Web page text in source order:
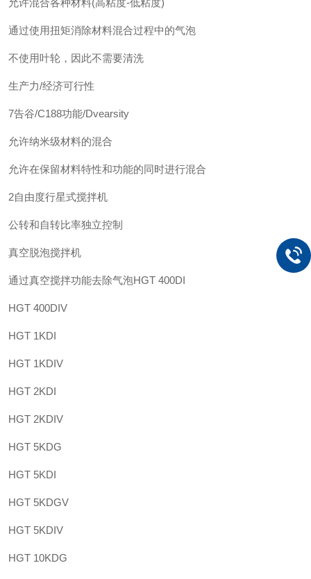
允许混合各种材料(高粘度-低粘度)
通过使用扭矩消除材料混合过程中的气泡
不使用叶轮，因此不需要清洗
生产力/经济可行性
7告谷/C188功能/Dvearsity
允许纳米级材料的混合
允许在保留材料特性和功能的同时进行混合
2自由度行星式搅拌机
公转和自转比率独立控制
真空脱泡搅拌机
通过真空搅拌功能去除气泡HGT 400DI
HGT 400DIV
HGT 1KDI
HGT 1KDIV
HGT 2KDI
HGT 2KDIV
HGT 5KDG
HGT 5KDI
HGT 5KDGV
HGT 5KDIV
HGT 10KDG